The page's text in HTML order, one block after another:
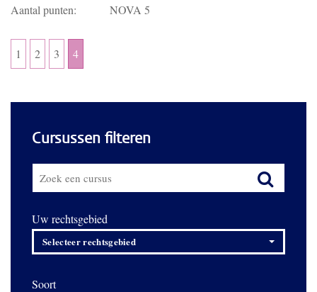
Aantal punten:
NOVA 5
1 2 3 4
Cursussen filteren
Uw rechtsgebied
Selecteer rechtsgebied
Soort